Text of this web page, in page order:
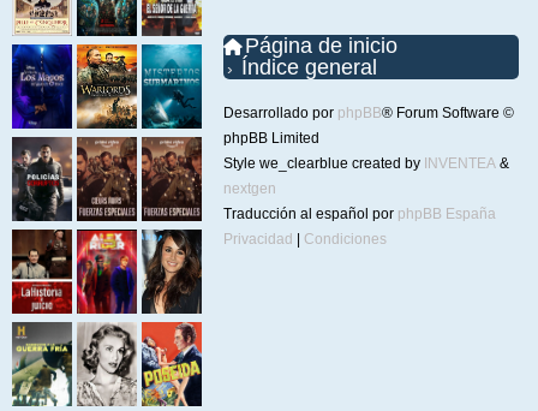
Página de inicio
Índice general
Desarrollado por phpBB® Forum Software ©
phpBB Limited
Style we_clearblue created by INVENTEA &
nextgen
Traducción al español por phpBB España
Privacidad
Condiciones